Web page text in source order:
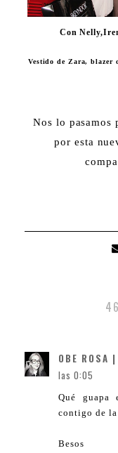
Con
Vestido de Zara, blazer
Nos lo pasamos
por esta
OBE ROSA
las 0:05
Qué guapa
contigo de
Besos